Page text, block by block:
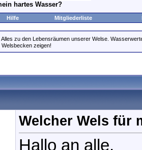
hartes Wasser?
Hilfe Mitgliederliste
Alles zu den Lebensräumen unserer Welse.
zeigen!
Welcher Wels für
Hallo an alle,